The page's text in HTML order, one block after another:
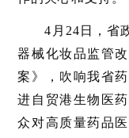
4月24日，省
器械化妆品监管
案》，吹响我省
进自贸港生物医
众对高质量药品